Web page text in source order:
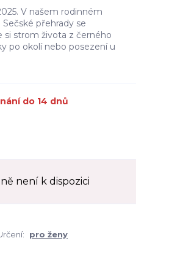
V našem rodinném
přehrady se
si strom života z černého
po okolí nebo posezení u
do 14 dnů
není k dispozici
pro ženy